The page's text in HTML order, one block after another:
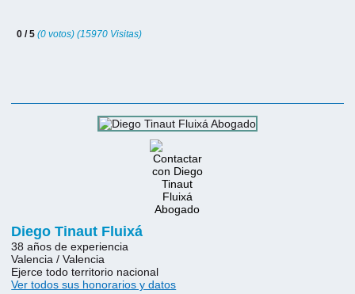
0 / 5(0 votos) (15970 Visitas)
Diego Tinaut Fluixá
38 años de experiencia
Valencia / Valencia
Ejerce todo territorio nacional
Ver todos sus honorarios y datos